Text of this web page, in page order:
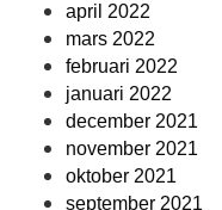
april 2022
mars 2022
februari 2022
januari 2022
december 2021
november 2021
oktober 2021
september 2021